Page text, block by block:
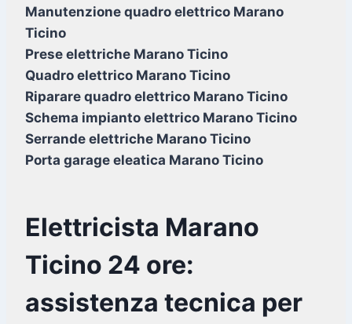
Manutenzione quadro elettrico Marano
Ticino
Prese elettriche Marano Ticino
Quadro elettrico Marano Ticino
Riparare quadro elettrico Marano Ticino
Schema impianto elettrico Marano Ticino
Serrande elettriche Marano Ticino
Porta garage eleatica Marano Ticino
Elettricista Marano
Ticino 24 ore:
assistenza tecnica per